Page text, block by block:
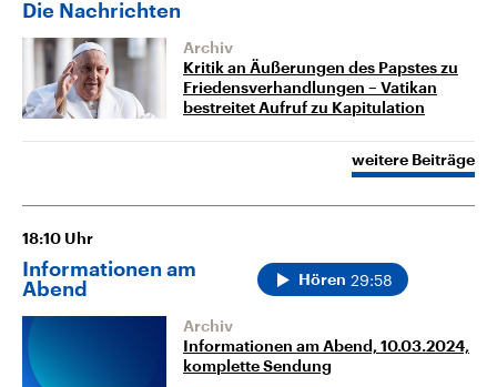
Die Nachrichten
Archiv
Kritik an Äußerungen des Papstes zu
Friedensverhandlungen – Vatikan
bestreitet Aufruf zu Kapitulation
weitere Beiträge
18:10 Uhr
Informationen am
Abend
Hören 29:58
Archiv
Informationen am Abend, 10.03.2024,
komplette Sendung